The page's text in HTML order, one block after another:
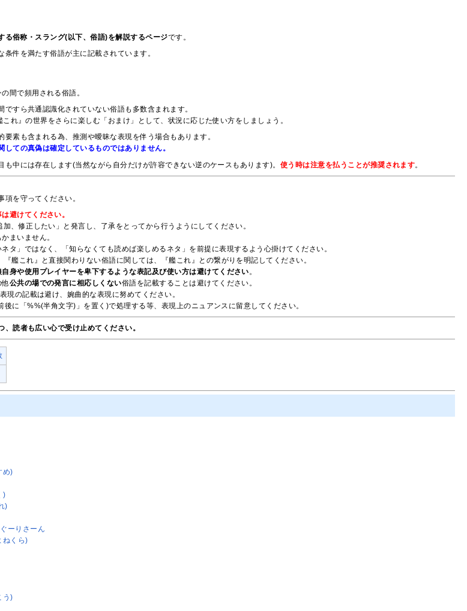
る俗称・スラング(以下、俗語)を解説するページです。
条件を満たす俗語が主に記載されています。
間で頻用される俗語。
すら共通認識化されていない俗語も多数含まれます。
れ』の世界をさらに楽しむ「おまけ」として、状況に応じた使い方をしましょう。
素も含まれる為、推測や曖昧な表現を伴う場合もあります。
ての真偽は確定しているものではありません。
中には存在します(当然ながら自分だけが許容できない逆のケースもあります)。 使う時は注意を払うことが推奨されます。
を守ってください。
避けてください。
、修正したい」と発言し、了承をとってから行うようにしてください。
まいません。
タ」ではなく、「知らなくても読めば楽しめるネタ」を前提に表現するよう心掛けてください。
艦これ』と直接関わりない俗語に関しては、『艦これ』との繋がりを明記してください。
自身や使用プレイヤーを卑下するような表記及び使い方は避けてください。
公共の場での発言に相応しくない俗語を記載することは避けてください。
現の記載は避け、婉曲的な表現に努めてください。
に「%%(半角文字)」を置く)で処理する等、表現上のニュアンスに留意してください。
読者も広い心で受け止めてください。
め)
)
)
ーりさーん
ねくら)
う)